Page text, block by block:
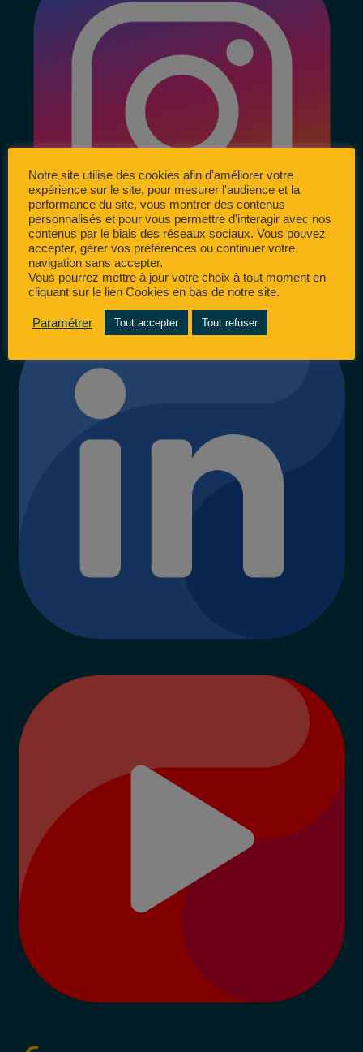
Notre site utilise des cookies afin d'améliorer votre
expérience sur le site, pour mesurer l'audience et la
performance du site, vous montrer des contenus
personnalisés et pour vous permettre d'interagir avec nos
contenus par le biais des réseaux sociaux. Vous pouvez
accepter, gérer vos préférences ou continuer votre
navigation sans accepter.
Vous pourrez mettre à jour votre choix à tout moment en
cliquant sur le lien Cookies en bas de notre site.
Paramétrer Tout accepter Tout refuser